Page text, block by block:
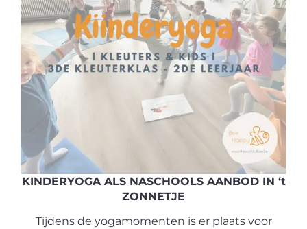
KINDERYOGA ALS NASCHOOLS AANBOD IN ‘t
ZONNETJE
Tijdens de yogamomenten is er plaats voor